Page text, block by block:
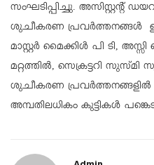
സംഘടിപ്പിച്ചു. അസിസ്റ്റന്റ്
ശുചീകരണ പ്രവര്‍ത്തനങ്ങള്‍
മാസ്റ്റര്‍ മൈക്കിള്‍ പി ടി,
മറ്റത്തില്‍, സെക്രട്ടറി സുസ്മി
ശുചീകരണ പ്രവര്‍ത്തനങ്ങളില്‍
അമ്പതിലധികം കുട്ടികള്‍